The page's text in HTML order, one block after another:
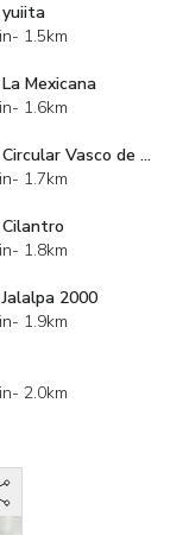
- 1.5km
Mexicana
- 1.6km
Parque Circular Vasco de Quiroga-Santa Fe
- 1.7km
- 1.8km
2000
- 1.9km
- 2.0km